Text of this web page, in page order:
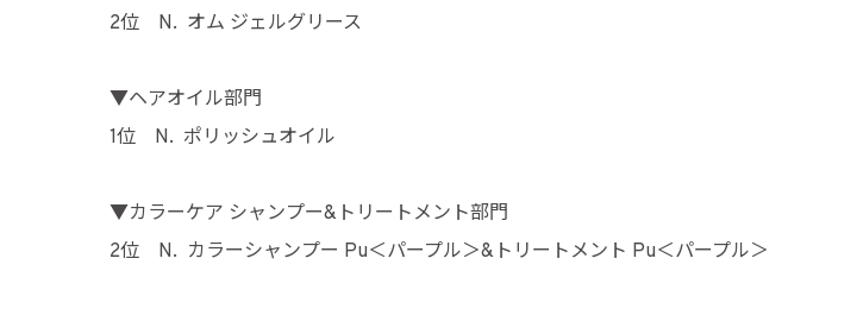
2位 N. オム ジェルグリース
▼ヘアオイル部門
1位 N. ポリッシュオイル
▼カラーケア シャンプー&トリートメント部門
2位 N. カラーシャンプー Pu＜パープル＞&トリートメント Pu＜パープル＞